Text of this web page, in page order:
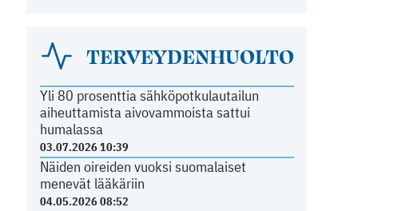
TERVEYDENHUOLTO
Yli 80 prosenttia sähköpotkulautailun
aiheuttamista aivovammoista sattui
humalassa
03.07.2026 10:39
Näiden oireiden vuoksi suomalaiset
menevät lääkäriin
04.05.2026 08:52